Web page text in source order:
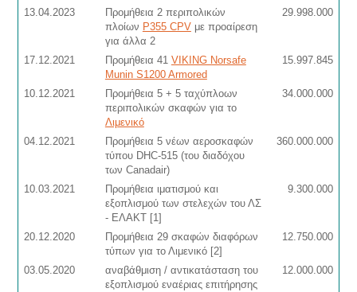
13.04.2023
Προμήθεια 2 περιπολικών
πλοίων P355 CPVμε προαίρεση
για άλλα 2
29.998.000
17.12.2021 Προμήθεια 41 VIKING Norsafe
Munin S1200 Armored
15.997.845
10.12.2021
Προμήθεια 5 + 5 ταχύπλοων
περιπολικών σκαφών για το
Λιμενικό
34.000.000
04.12.2021
Προμήθεια 5 νέων αεροσκαφών
τύπου DHC-515 (του διαδόχου
των Canadair)
360.000.000
10.03.2021
Προμήθεια ιματισμού και
εξοπλισμού των στελεχών του ΛΣ
- ΕΛΑΚΤ [1]
9.300.000
20.12.2020
Προμήθεια 29 σκαφών διαφόρων
τύπων για το Λιμενικό [2]
12.750.000
03.05.2020
αναβάθμιση / αντικατάσταση του
εξοπλισμού εναέριας επιτήρησης
12.000.000